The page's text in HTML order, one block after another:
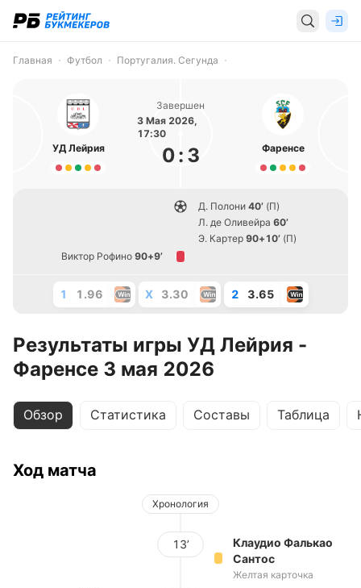
Главная Футбол Португалия. Сегунда
УД Лейрия
Завершен
3 Мая 2026,
17:30
0: 3 Фаренсе
Д. Полони 40’ (П)
Л. де Оливейра 60’
Э. Картер 90+10’ (П)
Виктор Рофино 90+9’
1 1.96 X 3.30 2 3.65
Результаты игры УД Лейрия -
Фаренсе 3 мая 2026
Обзор Статистика Составы Таблица
Ход матча
Хронология
13’
Клаудио Фалькао
Сантос
Желтая карточка